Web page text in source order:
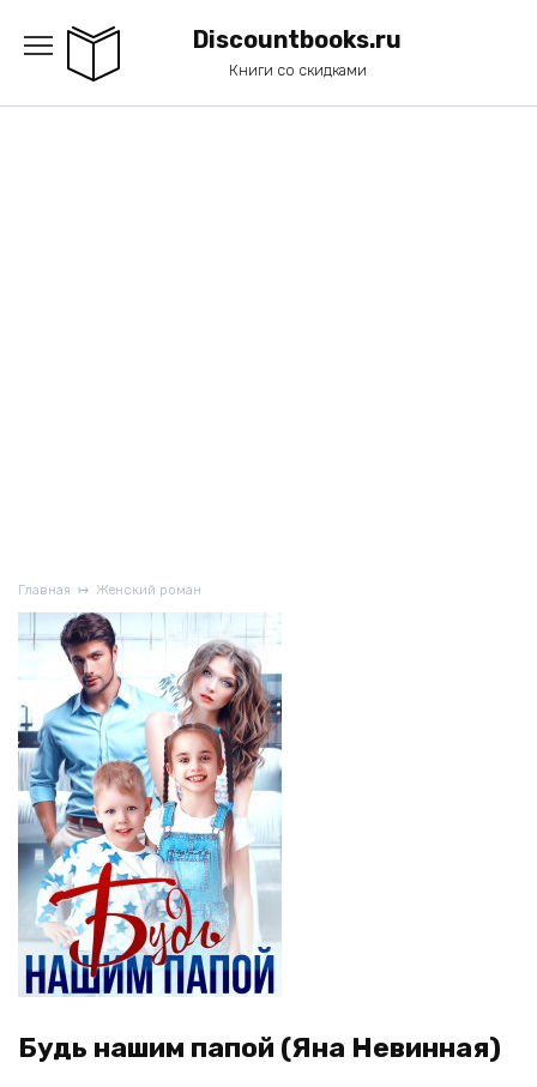
содержанию
Discountbooks.ru
Книги со скидками
Главная Женский роман
Будь нашим папой (Яна Невинная)